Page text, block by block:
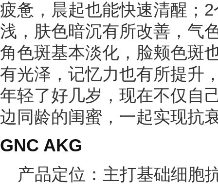
疲惫，晨起也能快速清醒；
浅，肤色暗沉有所改善，气
角色斑基本淡化，脸颊色斑
有光泽，记忆力也有所提升
年轻了好几岁，现在不仅自
边同龄的闺蜜，一起实现抗
GNC AKG
产品定位：主打基础细胞